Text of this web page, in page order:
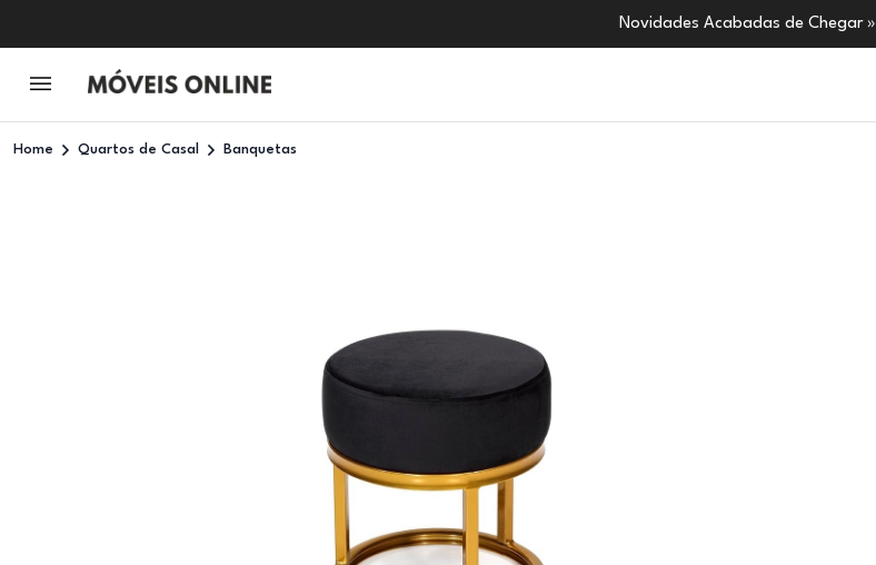
Novidades Acabadas de Chegar »
Home Quartos de Casal Banquetas